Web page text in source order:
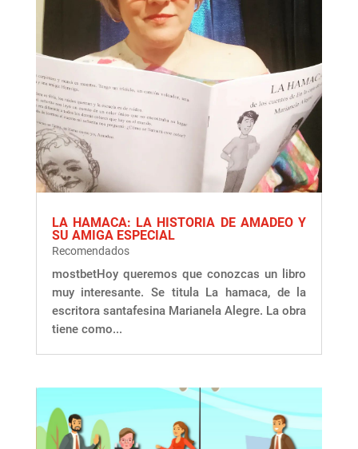
LA HAMACA: LA HISTORIA DE AMADEO Y
SU AMIGA ESPECIAL
Recomendados
mostbetHoy queremos que conozcas un libro
muy interesante. Se titula La hamaca, de la
escritora santafesina Marianela Alegre. La obra
tiene como...